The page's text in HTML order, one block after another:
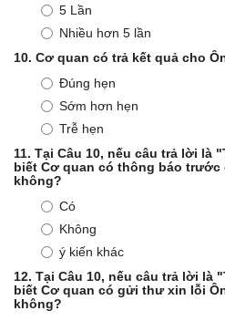
5 Lần
Nhiều hơn 5 lần
10. Cơ quan có trả kết quả cho
Đúng hẹn
Sớm hơn hẹn
Trễ hẹn
11. Tại Câu 10, nếu câu trả lời là
biết Cơ quan có thông báo trước
không?
Có
Không
ý kiến khác
12. Tại Câu 10, nếu câu trả lời là
biết Cơ quan có gửi thư xin lỗi
không?